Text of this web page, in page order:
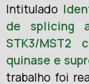
Intitulado
de splicing
STK3/MST2
quinase e
trabalho foi